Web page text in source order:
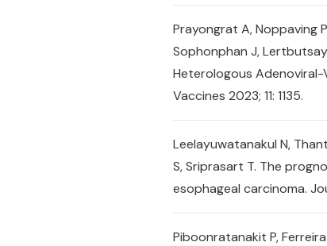
Prayongrat A, Noppaving
Sophonphan J,
Heterologous Adenoviral-
Vaccines 2023; 11: 1135.
Leelayuwatanakul N,
S, Sriprasart T. The
esophageal carcinoma.
Piboonratanakit P,